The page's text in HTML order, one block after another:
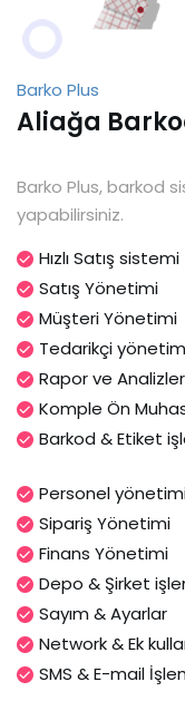
Barko Plus
Aliağa
Barko Plus, barkod
yapabilirsiniz.
Hızlı Satış sistemi
Satış Yönetimi
Müşteri Yönetimi
Tedarikçi
Rapor ve Analizler
Komple Ön
Barkod & Etiket
Personel
Sipariş Yönetimi
Finans Yönetimi
Depo & Şirket
Sayım & Ayarlar
Network & Ek
SMS & E-mail